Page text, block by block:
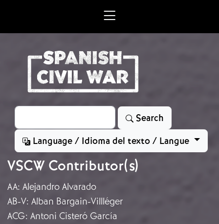
Search
Search
Language / Idioma del texto / Langue
VSCW Contributor(s)
AA: Alejandro Alvarado
AB-V: Alban Bargain-Villléger
ACG: Antoni Cisteró García